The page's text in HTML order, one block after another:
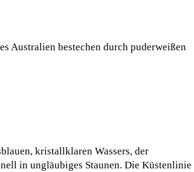
Australien bestechen durch puderweißen
kristallklaren Wassers, der
in ungläubiges Staunen. Die Küstenlinie